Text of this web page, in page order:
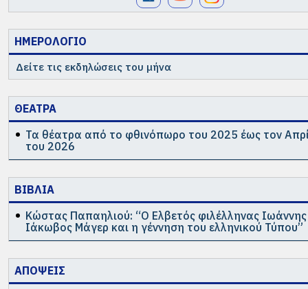
ΗΜΕΡΟΛΟΓΙΟ
Δείτε τις εκδηλώσεις του μήνα
ΘΕΑΤΡΑ
Τα θέατρα από το φθινόπωρο του 2025 έως τον
του 2026
ΒΙΒΛΙΑ
Κώστας Παπαηλιού: “Ο Ελβετός φιλέλληνας Ιωάννης
Ιάκωβος Μάγερ και η γέννηση του ελληνικού Τύπου”
ΑΠΟΨΕΙΣ
Τον Νοέμβριο 2014 έγινε μία μικρή “παρέμβαση” στο
λογότυπο του συλλόγου αντιγράφοντας το πρωτότυπο
σήμα της Γερμανικής Σχολής της μεταπολεμικής
εισάγοντας και τα γερμανικά στην περίμετρο,
τον όρο “Απόφοιτοι” με τον δόκιμο πλέον όρο “Alumni”
“Ehemalige”. Έτσι, χωρίς να υπάρχει ουσιαστική
διαφοροποίηση από την αρχική ιδέα, το νέο σήμα είναι:
Πηγή : Έλενα Χατζηιώαννου